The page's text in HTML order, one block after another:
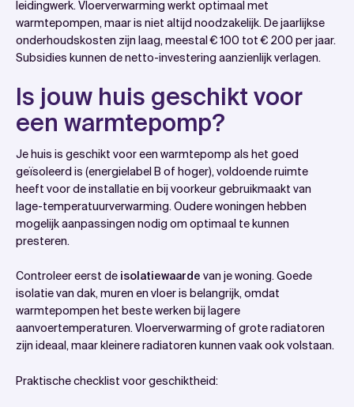
leidingwerk. Vloerverwarming werkt optimaal met
warmtepompen, maar is niet altijd noodzakelijk. De jaarlijkse
onderhoudskosten zijn laag, meestal € 100 tot € 200 per jaar.
Subsidies kunnen de netto-investering aanzienlijk verlagen.
Is jouw huis geschikt voor
een warmtepomp?
Je huis is geschikt voor een warmtepomp als het goed
geïsoleerd is (energielabel B of hoger), voldoende ruimte
heeft voor de installatie en bij voorkeur gebruikmaakt van
lage-temperatuurverwarming. Oudere woningen hebben
mogelijk aanpassingen nodig om optimaal te kunnen
presteren.
Controleer eerst de isolatiewaarde van je woning. Goede
isolatie van dak, muren en vloer is belangrijk, omdat
warmtepompen het beste werken bij lagere
aanvoertemperaturen. Vloerverwarming of grote radiatoren
zijn ideaal, maar kleinere radiatoren kunnen vaak ook volstaan.
Praktische checklist voor geschiktheid: